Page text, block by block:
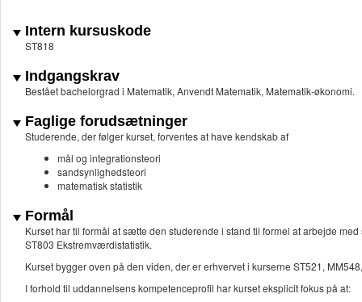
Intern kursuskode
ST818
Indgangskrav
Bestået bachelorgrad i Matematik, Anvendt Matematik, Matematik-økonomi.
Faglige forudsætninger
Studerende, der følger kurset, forventes athave kendskab af
mål og integrationsteori
sandsynlighedsteori
matematisk statistik
Formål
Kurset har til formål at sætte den studerende i stand til formel at arbejde
ST803 Ekstremværdistatistik.
Kurset bygger oven på den viden, der er erhvervet i kurserne ST521,
I forhold til uddannelsens kompetenceprofil har kurset eksplicit fokus på at: